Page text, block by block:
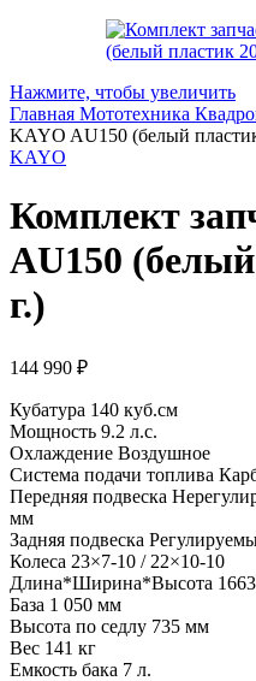
Нажмите, чтобы увеличить
Главная Мототехника
KAYO AU150 (белый
KAYO
Комплект
AU150
г.)
144 990 ₽
Кубатура 140 куб.см
Мощность 9.2 л.с.
Охлаждение Воздушное
Система подачи топлива
Передняя подвеска
мм
Задняя подвеска
Колеса 23×7-10 / 22×10-10
Длина*Ширина*Высота
База 1 050 мм
Высота по седлу 735 мм
Вес 141 кг
Емкость бака 7 л.